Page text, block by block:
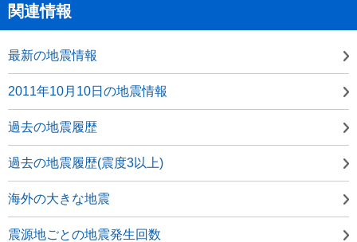
関連情報
最新の地震情報
2011年10月10日の地震情報
過去の地震履歴
過去の地震履歴(震度3以上)
海外の大きな地震
震源地ごとの地震発生回数